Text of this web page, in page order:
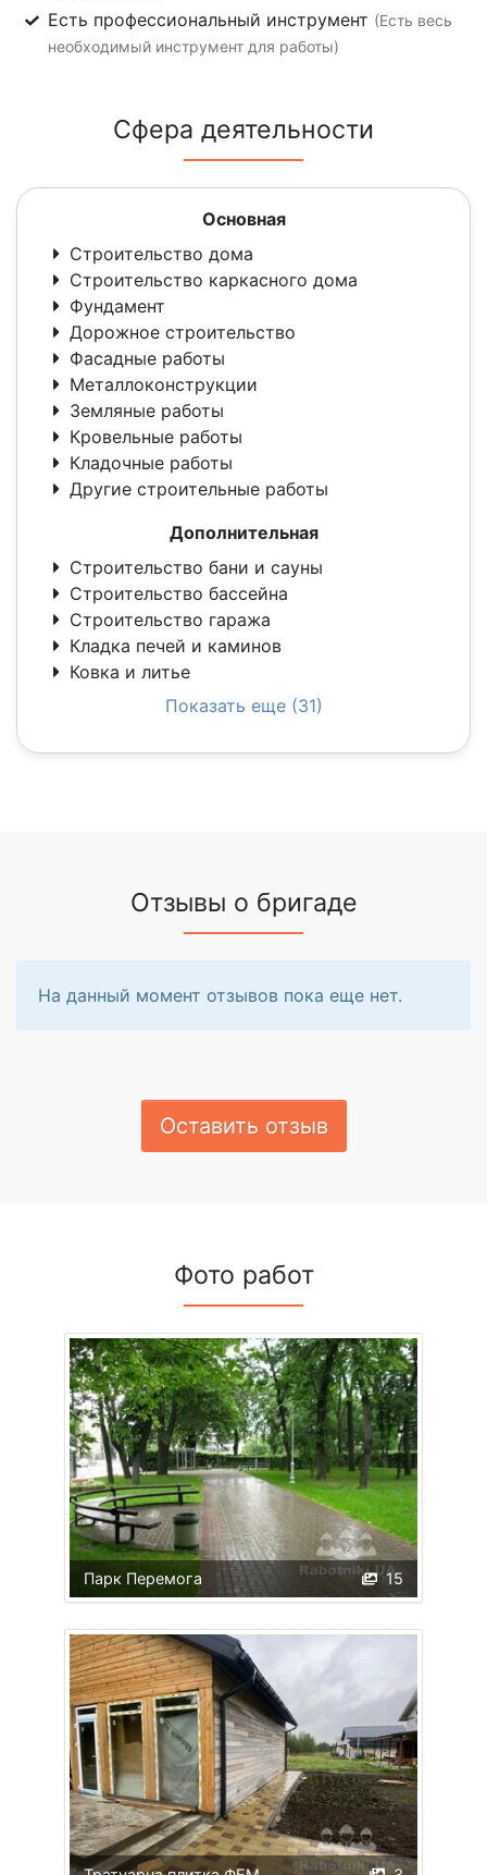
Есть профессиональный инструмент (Есть весь
необходимый инструмент для работы)
Сфера деятельности
Основная
Строительство дома
Строительство каркасного дома
Фундамент
Дорожное строительство
Фасадные работы
Металлоконструкции
Земляные работы
Кровельные работы
Кладочные работы
Другие строительные работы
Дополнительная
Строительство бани и сауны
Строительство бассейна
Строительство гаража
Кладка печей и каминов
Ковка и литье
Показать еще (31)
Отзывы о бригаде
На данный момент отзывов пока еще нет.
Оставить отзыв
Фото работ
15
Парк Перемога